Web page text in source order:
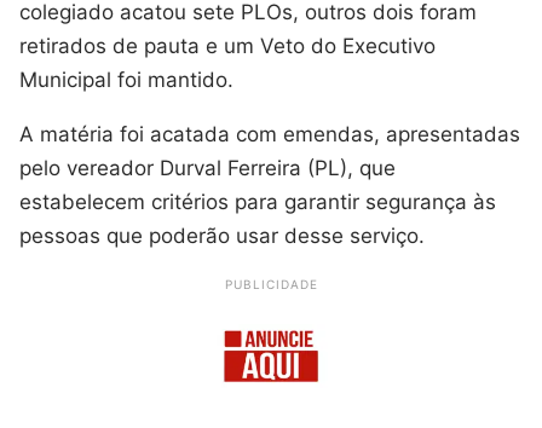
colegiado acatou sete PLOs, outros dois foram
retirados de pauta e um Veto do Executivo
Municipal foi mantido.
A matéria foi acatada com emendas, apresentadas
pelo vereador Durval Ferreira (PL), que
estabelecem critérios para garantir segurança às
pessoas que poderão usar desse serviço.
PUBLICIDADE